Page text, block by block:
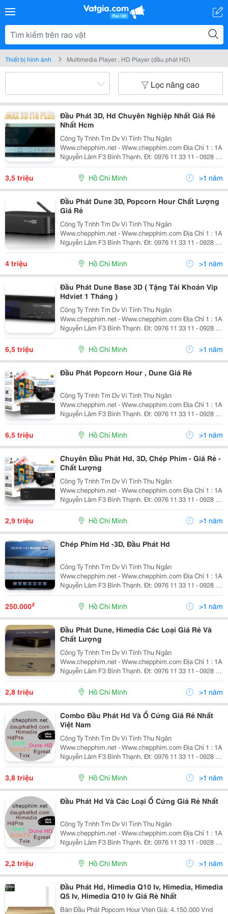
Thiết bị hình ảnh Multimedia Player , HD Player (đầu phát HD)
Lọc nâng cao
Đầu Phát 3D, Hd Chuyên Nghiệp Nhất Giá Rẻ
Nhất Hcm
Công Ty Tnhh Tm Dv Vi Tính Thu Ngân
Www.chepphim.net - Www.chepphim.com Địa Chỉ 1 : 1A
Nguyễn Lâm F3 Bình Thạnh. Đt: 0976 11 33 11 - 0928 33
77 33 - 08.62881888 - 0928 500 555 -Dịch Vụ Chép Phim
3D,Hd,4K Chuyên Nghiệp =. Kho Phim Khổng Lồ
3,5 triệu Hồ Chí Minh >1 năm
Đầu Phát Dune 3D, Popcorn Hour Chất Lượng
Giá Rẻ
Công Ty Tnhh Tm Dv Vi Tính Thu Ngân
Www.chepphim.net - Www.chepphim.com Địa Chỉ 1 : 1A
Nguyễn Lâm F3 Bình Thạnh. Đt: 0976 11 33 11 - 0928 33
77 33 - 08.62881888 - 0928 500 555 -Dịch Vụ Chép Phim
3D,Hd,4K Chuyên Nghiệp =. Kho Phim Khổng Lồ
4 triệu Hồ Chí Minh >1 năm
Đầu Phát Dune Base 3D ( Tặng Tài Khoản Vip
Hdviet 1 Tháng )
Công Ty Tnhh Tm Dv Vi Tính Thu Ngân
Www.chepphim.net - Www.chepphim.com Địa Chỉ 1 : 1A
Nguyễn Lâm F3 Bình Thạnh. Đt: 0976 11 33 11 - 0928 33
77 33 - 08.62881888 - 0928 500 555 -Dịch Vụ Chép Phim
3D,Hd,4K Chuyên Nghiệp =. Kho Phim Khổng Lồ
6,5 triệu Hồ Chí Minh >1 năm
Đầu Phát Popcorn Hour , Dune Giá Rẻ
Công Ty Tnhh Tm Dv Vi Tính Thu Ngân
Www.chepphim.net - Www.chepphim.com Địa Chỉ 1 : 1A
Nguyễn Lâm F3 Bình Thạnh. Đt: 0976 11 33 11 - 0928 33
77 33 - 08.62881888 - 0928 500 555 -Dịch Vụ Chép Phim
3D,Hd,4K Chuyên Nghiệp =. Kho Phim Khổng Lồ
6,5 triệu Hồ Chí Minh >1 năm
Chuyên Đầu Phát Hd, 3D, Chép Phim - Giá Rẻ -
Chất Lượng
Công Ty Tnhh Tm Dv Vi Tính Thu Ngân
Www.chepphim.net - Www.chepphim.com Địa Chỉ 1 : 1A
Nguyễn Lâm F3 Bình Thạnh. Đt: 0976 11 33 11 - 0928 33
77 33 - 08.62881888 - 0928 500 555 -Dịch Vụ Chép Phim
3D,Hd,4K Chuyên Nghiệp =. Kho Phim Khổng Lồ
2,9 triệu Hồ Chí Minh >1 năm
Chép Phim Hd -3D, Đầu Phát Hd
Công Ty Tnhh Tm Dv Vi Tính Thu Ngân
Www.chepphim.net - Www.chepphim.com Địa Chỉ 1 : 1A
Nguyễn Lâm F3 Bình Thạnh. Đt: 0976 11 33 11 - 0928 33
77 33 - 08.62881888 - 0928 500 555 -Dịch Vụ Chép Phim
3D,Hd,4K Chuyên Nghiệp =. Kho Phim Khổng Lồ
250.000₫ Hồ Chí Minh >1 năm
Đầu Phát Dune, Himedia Các Loại Giá Rẻ Và
Chất Lượng
Công Ty Tnhh Tm Dv Vi Tính Thu Ngân
Www.chepphim.net - Www.chepphim.com Địa Chỉ 1 : 1A
Nguyễn Lâm F3 Bình Thạnh. Đt: 0976 11 33 11 - 0928 33
77 33 - 08.62881888 - 0928 500 555 -Dịch Vụ Chép Phim
3D,Hd,4K Chuyên Nghiệp =. Kho Phim Khổng Lồ
2,8 triệu Hồ Chí Minh >1 năm
Combo Đầu Phát Hd Và Ổ Cứng Giá Rẻ Nhất
Việt Nam
Công Ty Tnhh Tm Dv Vi Tính Thu Ngân
Www.chepphim.net - Www.chepphim.com Địa Chỉ 1 : 1A
Nguyễn Lâm F3 Bình Thạnh. Đt: 0976 11 33 11 - 0928 33
77 33 - 08.62881888 - 0928 500 555 -Dịch Vụ Chép Phim
3D,Hd,4K Chuyên Nghiệp =. Kho Phim Khổng Lồ
3,8 triệu Hồ Chí Minh >1 năm
Đầu Phát Hd Và Các Loại Ổ Cứng Giá Rẻ Nhất
Công Ty Tnhh Tm Dv Vi Tính Thu Ngân
Www.chepphim.net - Www.chepphim.com Địa Chỉ 1 : 1A
Nguyễn Lâm F3 Bình Thạnh. Đt: 0976 11 33 11 - 0928 33
77 33 - 08.62881888 - 0928 500 555 -Dịch Vụ Chép Phim
3D,Hd,4K Chuyên Nghiệp =. Kho Phim Khổng Lồ
2,2 triệu Hồ Chí Minh >1 năm
Đầu Phát Hd, Himedia Q10 Iv, Himedia, Himedia
Q5 Iv, Himedia Q10 Iv Giá Rẻ Nhất
Bán Đầu Phát Popcorn Hour Vten Giá: 4.150.000 Vnd